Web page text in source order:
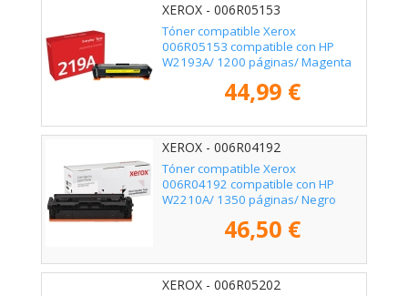
XEROX - 006R05153
Tóner compatible Xerox
006R05153 compatible con HP
W2193A/ 1200 páginas/ Magenta
44,99 €
XEROX - 006R04192
Tóner compatible Xerox
006R04192 compatible con HP
W2210A/ 1350 páginas/ Negro
46,50 €
XEROX - 006R05202